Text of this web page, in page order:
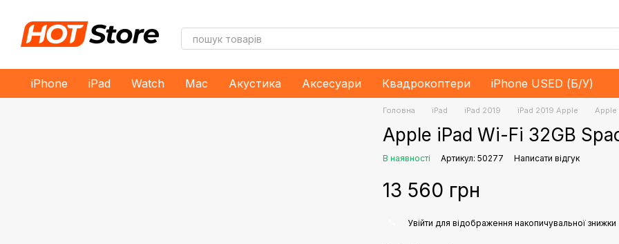
iPhone iPad Watch Mac Акустика Аксесуари Квадрокоптери iPhone USED (Б/У)
Головна iPad iPad 2019 iPad 2019 Apple Apple
Apple iPad Wi-Fi 32GB
В наявності Артикул: 50277 Написати відгук
13 560 грн
Увійти для відображення накопичувальної знижки